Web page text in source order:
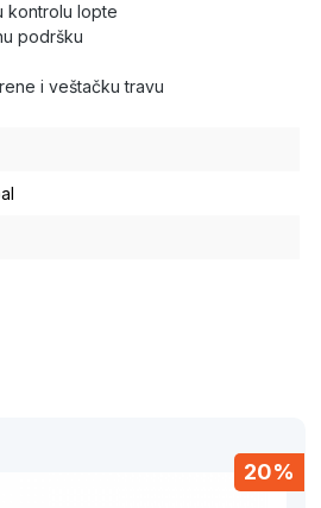
kontrolu lopte
podršku
i veštačku travu
20%